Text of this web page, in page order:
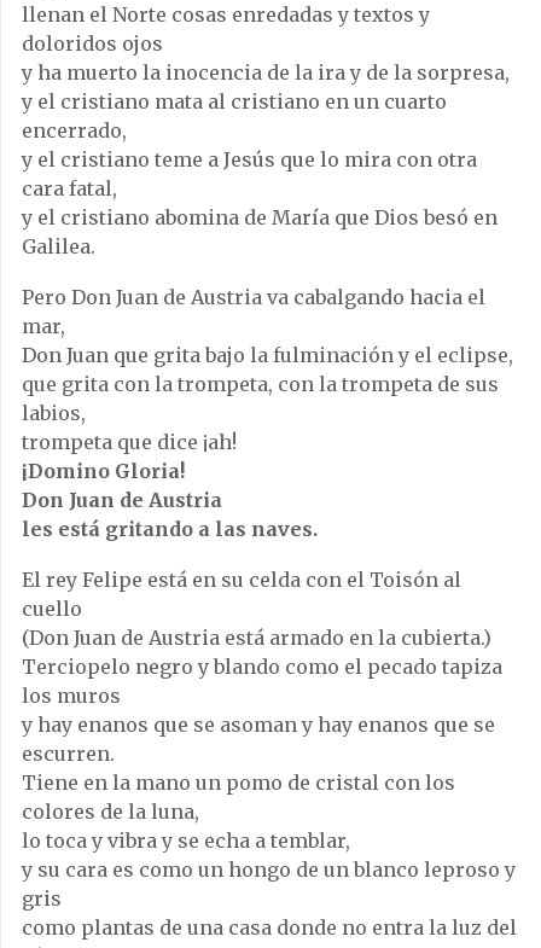
llenan el Norte cosas enredadas y textos y
doloridos ojos
y ha muerto la inocencia de la ira y de la sorpresa,
y el cristiano mata al cristiano en un cuarto
encerrado,
y el cristiano teme a Jesús que lo mira con otra
cara fatal,
y el cristiano abomina de María que Dios besó en
Galilea.
Pero Don Juan de Austria va cabalgando hacia el
mar,
Don Juan que grita bajo la fulminación y el eclipse,
que grita con la trompeta, con la trompeta de sus
labios,
trompeta que dice ¡ah!
¡Domino Gloria!
Don Juan de Austria
les está gritando a las naves.
El rey Felipe está en su celda con el Toisón al
cuello
(Don Juan de Austria está armado en la cubierta.)
Terciopelo negro y blando como el pecado tapiza
los muros
y hay enanos que se asoman y hay enanos que se
escurren.
Tiene en la mano un pomo de cristal con los
colores de la luna,
lo toca y vibra y se echa a temblar,
y su cara es como un hongo de un blanco leproso y
gris
como plantas de una casa donde no entra la luz del